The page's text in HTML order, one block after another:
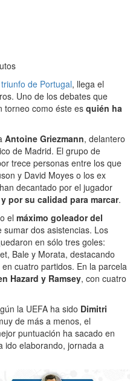
triunfo de Portugal, llega el
Uno de los debates que
torneo como éste es quién ha
Antoine Griezmann, delantero
de Madrid. El grupo de
trece personas entre los que
y David Moyes o los ex
decantado por el jugador
por su calidad para marcar.
el máximo goleador del
sumar dos asistencias. Los
en sólo tres goles:
Bale y Morata, destacando
cuatro partidos. En la parcela
Hazard y Ramsey, con cuatro
la UEFA ha sido Dimitri
de más a menos, el
puntuación ha sacado en
ido elaborando, jornada a